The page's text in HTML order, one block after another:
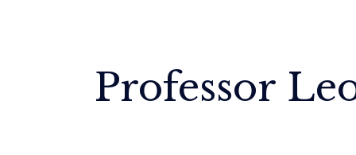
Pedagogia Inaciana
Professor